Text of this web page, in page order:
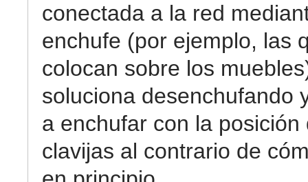
conectada a la red
enchufe (por ejemplo, las
colocan sobre los
soluciona desenchufando
a enchufar con la posición
clavijas al contrario de